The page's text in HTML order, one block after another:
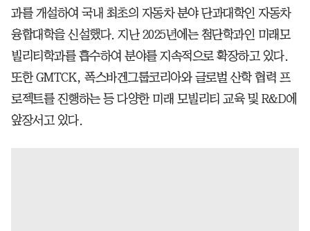
과를 개설하여 국내 최초의 자동차 분야 단과대학인 자동차
융합대학을 신설했다. 지난 2025년에는 첨단학과인 미래모
빌리티학과를 흡수하여 분야를 지속적으로 확장하고 있다.
또한 GMTCK, 폭스바겐그룹코리아와 글로벌 산학 협력 프
로젝트를 진행하는 등 다양한 미래 모빌리티 교육 및 R&D에
앞장서고 있다.